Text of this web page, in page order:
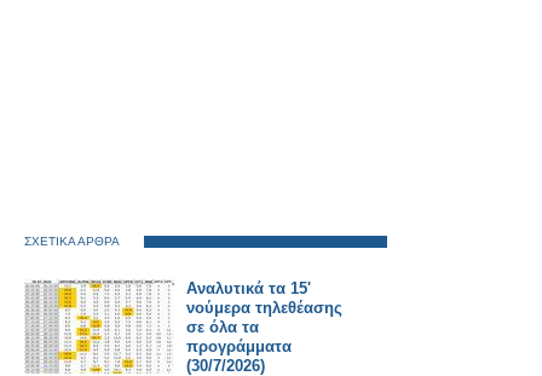
ΣΧΕΤΙΚΑ ΑΡΘΡΑ
Αναλυτικά τα 15'
νούμερα τηλεθέασης
σε όλα τα
προγράμματα
(30/7/2026)